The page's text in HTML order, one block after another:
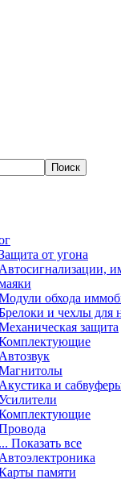
от угона
Автосигнализации,
обхода
и чехлы для
защита
Автозвук
Акустика и
... Показать все
Автоэлектроника
памяти